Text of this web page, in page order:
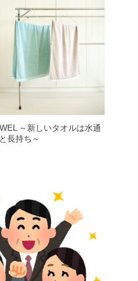
～新しいタオルは水通
長持ち～